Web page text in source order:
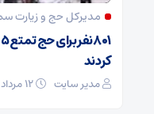
مدیرکل حج و زیارت
کردند
مدیر سایت